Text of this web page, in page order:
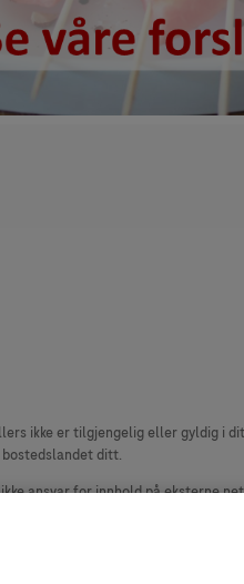
ikke er tilgjengelig eller gyldig i
bostedslandet ditt.
ansvar for innhold på eksterne